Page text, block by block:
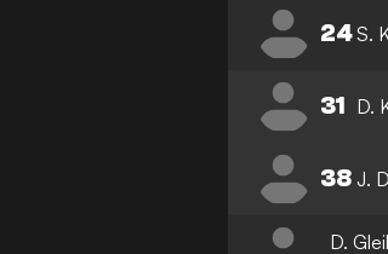
24S.
31 D.
38 J.
D.